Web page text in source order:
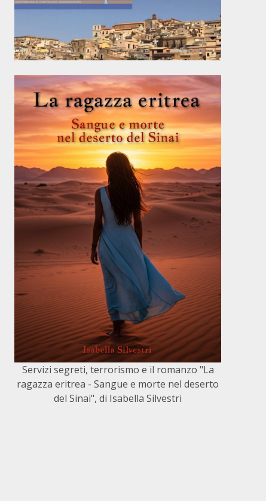
Servizi segreti, terrorismo e il romanzo "La
ragazza eritrea - Sangue e morte nel deserto
del Sinai", di Isabella Silvestri